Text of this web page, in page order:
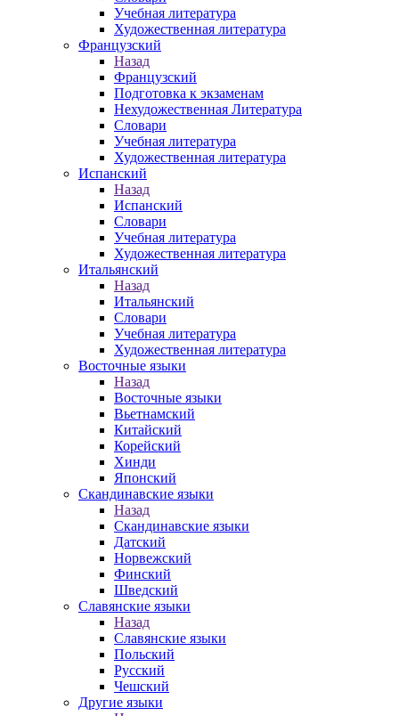
Учебная литература
Художественная литература
Французский
Назад
Французский
Подготовка к экзаменам
Нехудожественная Литература
Словари
Учебная литература
Художественная литература
Испанский
Назад
Испанский
Словари
Учебная литература
Художественная литература
Итальянский
Назад
Итальянский
Словари
Учебная литература
Художественная литература
Восточные языки
Назад
Восточные языки
Вьетнамский
Китайский
Корейский
Хинди
Японский
Скандинавские языки
Назад
Скандинавские языки
Датский
Норвежский
Финский
Шведский
Славянские языки
Назад
Славянские языки
Польский
Русский
Чешский
Другие языки